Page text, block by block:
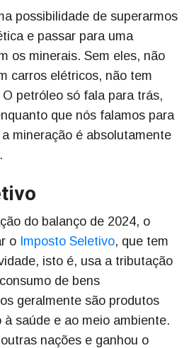
possibilidade de superarmos
e passar para uma
os minerais. Sem eles, não
carros elétricos, não tem
petróleo só fala para trás,
que nós falamos para
mineração é absolutamente
do balanço de 2024, o
o Imposto Seletivo, que tem
isto é, usa a tributação
de bens
geralmente são produtos
saúde e ao meio ambiente.
nações e ganhou o